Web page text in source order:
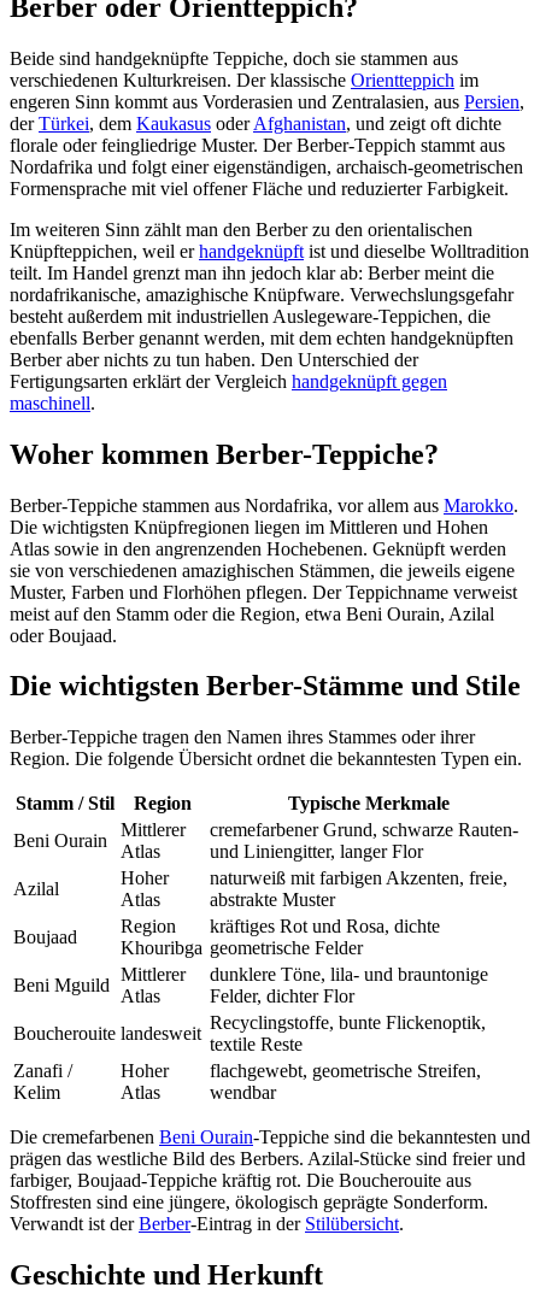
Berber oder Orientteppich?
Beide sind handgeknüpfte Teppiche, doch sie stammen aus
verschiedenen Kulturkreisen. Der klassische Orientteppich im
engeren Sinn kommt aus Vorderasien und Zentralasien, aus Persien,
derTürkei, dem Kaukasus oderAfghanistan, und zeigt oft dichte
florale oder feingliedrige Muster. Der Berber-Teppich stammt aus
Nordafrika und folgt einer eigenständigen, archaisch-geometrischen
Formensprache mit viel offener Fläche und reduzierter Farbigkeit.
Im weiteren Sinn zählt man den Berber zu den orientalischen
Knüpfteppichen, weil erhandgeknüpft ist und dieselbe Wolltradition
teilt. Im Handel grenzt man ihn jedoch klar ab: Berber meint die
nordafrikanische, amazighische Knüpfware. Verwechslungsgefahr
besteht außerdem mit industriellen Auslegeware-Teppichen, die
ebenfalls Berber genannt werden, mit dem echten handgeknüpften
Berber aber nichts zu tun haben. Den Unterschied der
Fertigungsarten erklärt der Vergleich handgeknüpft gegen
maschinell.
Woher kommen Berber-Teppiche?
Berber-Teppiche stammen aus Nordafrika, vor allem aus Marokko.
Die wichtigsten Knüpfregionen liegen im Mittleren und Hohen
Atlas sowie in den angrenzenden Hochebenen. Geknüpft werden
sie von verschiedenen amazighischen Stämmen, die jeweils eigene
Muster, Farben und Florhöhen pflegen. Der Teppichname verweist
meist auf den Stamm oder die Region, etwa Beni Ourain, Azilal
oder Boujaad.
Die wichtigsten Berber-Stämme und Stile
Berber-Teppiche tragen den Namen ihres Stammes oder ihrer
Region. Die folgende Übersicht ordnet die bekanntesten Typen ein.
Stamm / Stil Region
Typische Merkmale
Beni Ourain
Mittlerer
Atlas
cremefarbener Grund, schwarze Rauten-
und Liniengitter, langer Flor
Azilal
Hoher
Atlas
naturweiß mit farbigen Akzenten, freie,
abstrakte Muster
Boujaad
Region
Khouribga
kräftiges Rot und Rosa, dichte
geometrische Felder
Beni Mguild
Mittlerer
Atlas
dunklere Töne, lila- und brauntonige
Felder, dichter Flor
Boucherouite landesweit
Recyclingstoffe, bunte Flickenoptik,
textile Reste
Zanafi /
Kelim
Hoher
Atlas
flachgewebt, geometrische Streifen,
wendbar
Die cremefarbenen Beni Ourain-Teppiche sind die bekanntesten und
prägen das westliche Bild des Berbers. Azilal-Stücke sind freier und
farbiger, Boujaad-Teppiche kräftig rot. Die Boucherouite aus
Stoffresten sind eine jüngere, ökologisch geprägte Sonderform.
Verwandt ist derBerber-Eintrag in der Stilübersicht.
Geschichte und Herkunft